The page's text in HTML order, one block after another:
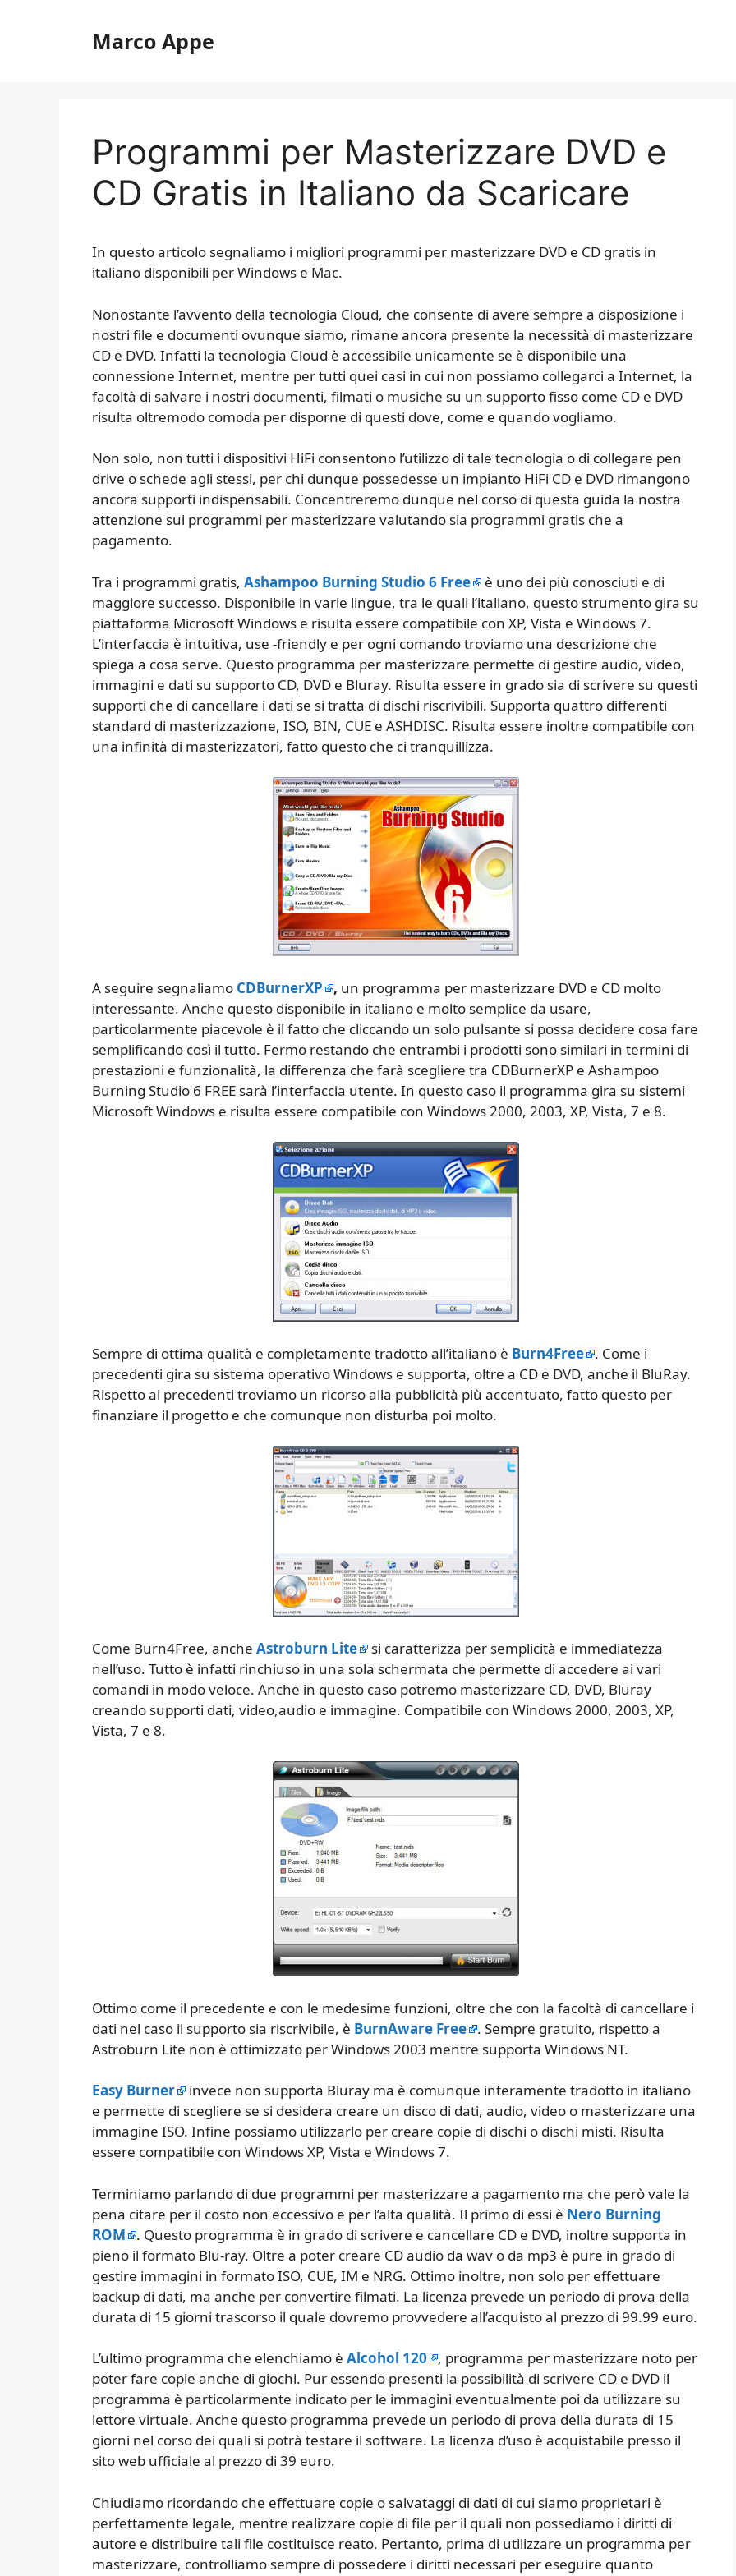
Marco Appe
Programmi per Masterizzare DVD e
CD Gratis in Italiano da Scaricare
In questo articolo segnaliamo i migliori programmi per masterizzare DVD e CD gratis in
italiano disponibili per Windows e Mac.
Nonostante l’avvento della tecnologia Cloud, che consente di avere sempre a disposizione i
nostri file e documenti ovunque siamo, rimane ancora presente la necessità di masterizzare
CD e DVD. Infatti la tecnologia Cloud è accessibile unicamente se è disponibile una
connessione Internet, mentre per tutti quei casi in cui non possiamo collegarci a Internet, la
facoltà di salvare i nostri documenti, filmati o musiche su un supporto fisso come CD e DVD
risulta oltremodo comoda per disporne di questi dove, come e quando vogliamo.
Non solo, non tutti i dispositivi HiFi consentono l’utilizzo di tale tecnologia o di collegare pen
drive o schede agli stessi, per chi dunque possedesse un impianto HiFi CD e DVD rimangono
ancora supporti indispensabili. Concentreremo dunque nel corso di questa guida la nostra
attenzione sui programmi per masterizzare valutando sia programmi gratis che a
pagamento.
Tra i programmi gratis, Ashampoo Burning Studio 6 Free
è uno dei più conosciuti e di
maggiore successo. Disponibile in varie lingue, tra le quali l’italiano, questo strumento gira su
piattaforma Microsoft Windows e risulta essere compatibile con XP, Vista e Windows 7.
L’interfaccia è intuitiva, use -friendly e per ogni comando troviamo una descrizione che
spiega a cosa serve. Questo programma per masterizzare permette di gestire audio, video,
immagini e dati su supporto CD, DVD e Bluray. Risulta essere in grado sia di scrivere su questi
supporti che di cancellare i dati se si tratta di dischi riscrivibili. Supporta quattro differenti
standard di masterizzazione, ISO, BIN, CUE e ASHDISC. Risulta essere inoltre compatibile con
una infinità di masterizzatori, fatto questo che ci tranquillizza.
A seguire segnaliamo CDBurnerXP , un programma per masterizzare DVD e CD molto
interessante. Anche questo disponibile in italiano e molto semplice da usare,
particolarmente piacevole è il fatto che cliccando un solo pulsante si possa decidere cosa fare
semplificando così il tutto. Fermo restando che entrambi i prodotti sono similari in termini di
prestazioni e funzionalità, la differenza che farà scegliere tra CDBurnerXP e Ashampoo
Burning Studio 6 FREE sarà l’interfaccia utente. In questo caso il programma gira su sistemi
Microsoft Windows e risulta essere compatibile con Windows 2000, 2003, XP, Vista, 7 e 8.
Sempre di ottima qualità e completamente tradotto all’italiano è Burn4Free
. Come i
precedenti gira su sistema operativo Windows e supporta, oltre a CD e DVD, anche il BluRay.
Rispetto ai precedenti troviamo un ricorso alla pubblicità più accentuato, fatto questo per
finanziare il progetto e che comunque non disturba poi molto.
Come Burn4Free, anche Astroburn Lite
si caratterizza per semplicità e immediatezza
nell’uso. Tutto è infatti rinchiuso in una sola schermata che permette di accedere ai vari
comandi in modo veloce. Anche in questo caso potremo masterizzare CD, DVD, Bluray
creando supporti dati, video,audio e immagine. Compatibile con Windows 2000, 2003, XP,
Vista, 7 e 8.
Ottimo come il precedente e con le medesime funzioni, oltre che con la facoltà di cancellare i
dati nel caso il supporto sia riscrivibile, è BurnAware Free
. Sempre gratuito, rispetto a
Astroburn Lite non è ottimizzato per Windows 2003 mentre supporta Windows NT.
Easy Burner
invece non supporta Bluray ma è comunque interamente tradotto in italiano
e permette di scegliere se si desidera creare un disco di dati, audio, video o masterizzare una
immagine ISO. Infine possiamo utilizzarlo per creare copie di dischi o dischi misti. Risulta
essere compatibile con Windows XP, Vista e Windows 7.
Terminiamo parlando di due programmi per masterizzare a pagamento ma che però vale la
pena citare per il costo non eccessivo e per l’alta qualità. Il primo di essi è Nero Burning
ROM
. Questo programma è in grado di scrivere e cancellare CD e DVD, inoltre supporta in
pieno il formato Blu-ray. Oltre a poter creare CD audio da wav o da mp3 è pure in grado di
gestire immagini in formato ISO, CUE, IM e NRG. Ottimo inoltre, non solo per effettuare
backup di dati, ma anche per convertire filmati. La licenza prevede un periodo di prova della
durata di 15 giorni trascorso il quale dovremo provvedere all’acquisto al prezzo di 99.99 euro.
L’ultimo programma che elenchiamo è Alcohol 120
, programma per masterizzare noto per
poter fare copie anche di giochi. Pur essendo presenti la possibilità di scrivere CD e DVD il
programma è particolarmente indicato per le immagini eventualmente poi da utilizzare su
lettore virtuale. Anche questo programma prevede un periodo di prova della durata di 15
giorni nel corso dei quali si potrà testare il software. La licenza d’uso è acquistabile presso il
sito web ufficiale al prezzo di 39 euro.
Chiudiamo ricordando che effettuare copie o salvataggi di dati di cui siamo proprietari è
perfettamente legale, mentre realizzare copie di file per il quali non possediamo i diritti di
autore e distribuire tali file costituisce reato. Pertanto, prima di utilizzare un programma per
masterizzare, controlliamo sempre di possedere i diritti necessari per eseguire quanto